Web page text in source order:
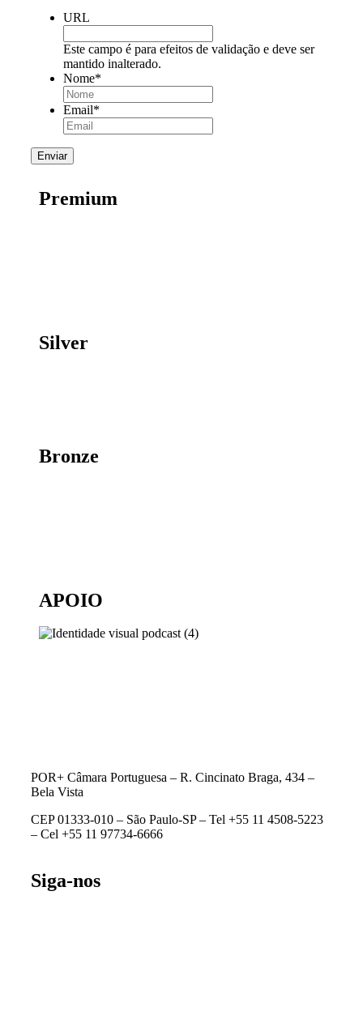
URL
Este campo é para efeitos de validação e deve ser
mantido inalterado.
Nome*
Email*
Premium
Silver
Bronze
APOIO
POR+ Câmara Portuguesa – R. Cincinato Braga, 434 –
Bela Vista
CEP 01333-010 – São Paulo-SP – Tel +55 11 4508-5223
– Cel +55 11 97734-6666
Siga-nos